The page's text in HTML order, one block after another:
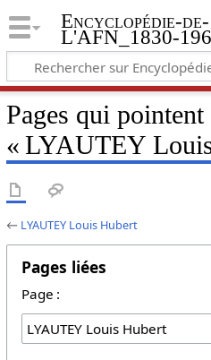
Encyclopédie-de-
L'AFN_1830-
Pages qui pointent
« LYAUTEY
← LYAUTEY Louis Hubert
Pages liées
Page :